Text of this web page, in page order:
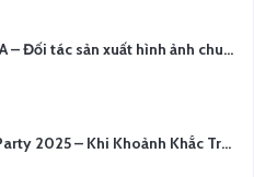
YCN MEDIA – Đối tác sản xuất hình ảnh chuyên nghiệp cho doanh nghiệp tại Hà Nội
Year End Party 2025 – Khi Khoảnh Khắc Trở Thành Dấu Ấn | Gói Ưu Đãi Tháng 12 Từ YCN Media